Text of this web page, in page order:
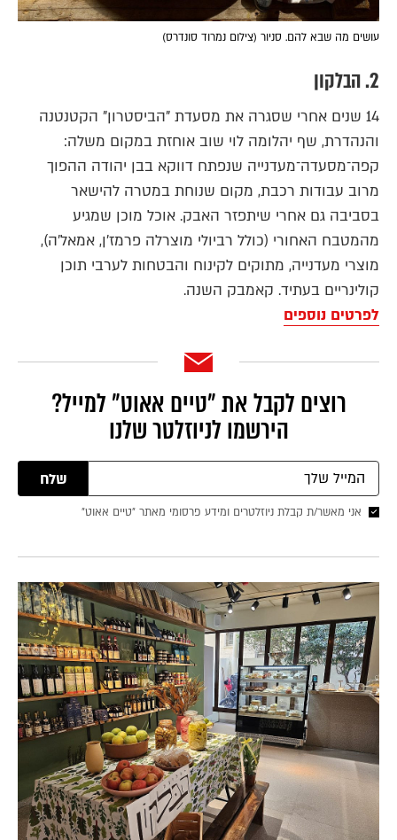
עושים מה שבא להם. סניור (צילום נמרוד סונדרס)
2. הבלקון
14 שנים אחרי שסגרה את מסעדת "הביסטרון" הקטנטנה
והנהדרת, שף יהלומה לוי שוב אוחזת במקום משלה:
קפה־מסעדה־מעדנייה שנפתח דווקא בבן יהודה ההפוך
מרוב עבודות רכבת, מקום שנוחת במטרה להישאר
בסביבה גם אחרי שיתפזר האבק. אוכל מוכן שמגיע
מהמטבח האחורי (כולל רביולי מוצרלה פרמז'ן, אמאל'ה),
מוצרי מעדנייה, מתוקים לקינוח והבטחות לערבי תוכן
קולינריים בעתיד. קאמבק השנה.
לפרטים נוספים
רוצים לקבל את ״טיים אאוט״ למייל?
הירשמו לניוזלטר שלנו
שלח
אני מאשר/ת קבלת ניוזלטרים ומידע פרסומי מאתר ״טיים אאוט״